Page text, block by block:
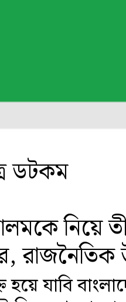
ডটকম
নিয়ে
রাজনৈতিক
হয়ে যাবি